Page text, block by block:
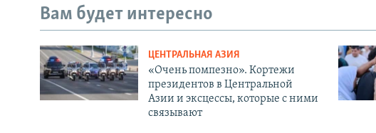
Вам будет интересно
ЦЕНТРАЛЬНАЯ АЗИЯ
«Очень помпезно». Кортежи
президентов в Центральной
Азии и эксцессы, которые с ними
связывают